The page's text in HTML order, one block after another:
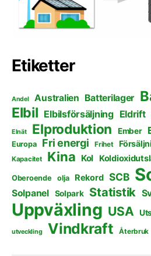
Etiketter
Andel Australien Batterilager
Elbil Elbilsförsäljning Eldrift
Elnät Elproduktion Ember
Europa Fri energi Frihet
Kapacitet Kina Kol
Oberoende olja Rekord SCB
Solpanel Solpark Statistik
Uppväxling USA
utveckling Vindkraft Återbruk